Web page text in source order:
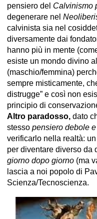
pensiero del Calvinismo
degenerare nel
calvinista sia nel
diversamente dai
hanno più in mente
esiste un mondo divino
(maschio/femmina)
sempre misticamente,
distrugge” e così non
principio di
Altro paradosso, dato
stesso pensiero debole
verificarlo nella realtà:
per diventare diverso da
giorno dopo giorno (ma
lascia a noi popolo di
Scienza/Tecnoscienza.